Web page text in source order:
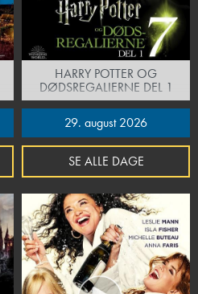
HARRY POTTER OG
DØDSREGALIERNE DEL 1
29. august 2026
SE ALLE DAGE